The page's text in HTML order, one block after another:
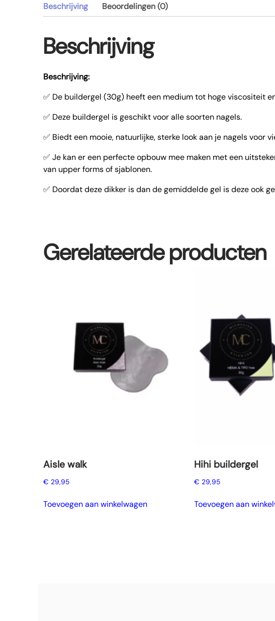
Beschrijving Beoordelingen (0)
Beschrijving
Beschrijving:
✅ De buildergel (30g) heeft een medium tot hoge viscositeit
✅ Deze buildergel is geschikt voor alle soorten nagels.
✅ Biedt een mooie, natuurlijke, sterke look aan je nagels voor
✅ Je kan er een perfecte opbouw mee maken met een
van upper forms of sjablonen.
✅ Doordat deze dikker is dan de gemiddelde gel is deze ook
Gerelateerde producten
Aisle walk
€ 29,95
Toevoegen aan winkelwagen
Hihi buildergel
€ 29,95
Toevoegen aan